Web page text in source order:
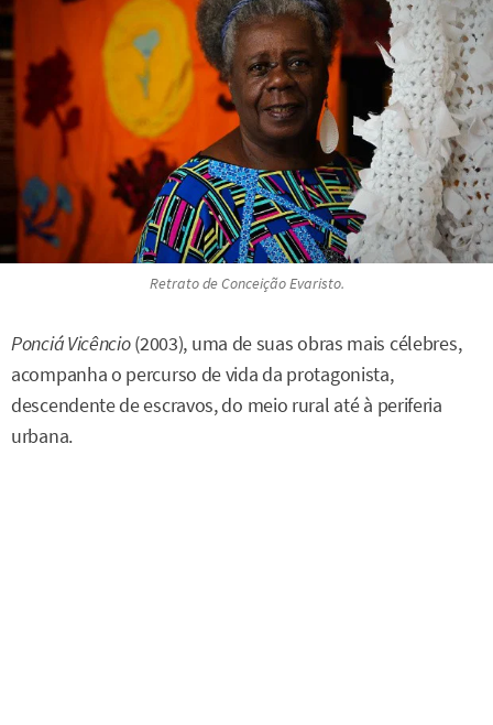
Retrato de Conceição Evaristo.
Ponciá Vicêncio(2003), uma de suas obras mais célebres,
acompanha o percurso de vida da protagonista,
descendente de escravos, do meio rural até à periferia
urbana.